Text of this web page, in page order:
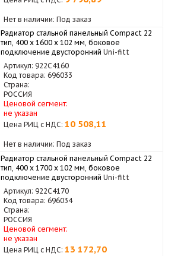
Нет в наличии: Под заказ
Радиатор стальной панельный Compact 22
тип, 400 х 1600 x 102 мм, боковое
подключение двусторонний Uni-fitt
Артикул: 922C4160
Код товара: 696033
Страна:
РОССИЯ
Ценовой сегмент:
не указан
Цена РИЦ с НДС: 10 508,11
Нет в наличии: Под заказ
Радиатор стальной панельный Compact 22
тип, 400 х 1700 x 102 мм, боковое
подключение двусторонний Uni-fitt
Артикул: 922C4170
Код товара: 696034
Страна:
РОССИЯ
Ценовой сегмент:
не указан
Цена РИЦ с НДС: 13 172,70